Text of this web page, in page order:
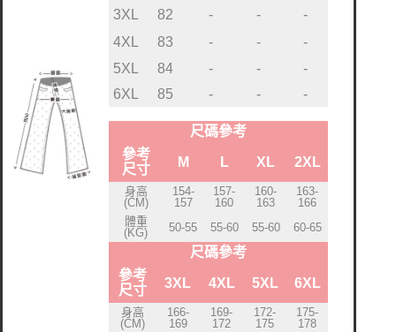
3XL
82 - -
-
4XL
83 - -
-
5XL
84 - -
-
6XL
85 - - -
尺碼參考
參考
尺寸
M L XL 2XL
身高
(CM)
154-
157
157-
160
160-
163
163-
166
體重
(KG)
50-55 55-60 55-60 60-65
尺碼參考
參考
尺寸
3XL 4XL 5XL 6XL
身高
(CM)
166-
169
169-
172
172-
175
175-
178